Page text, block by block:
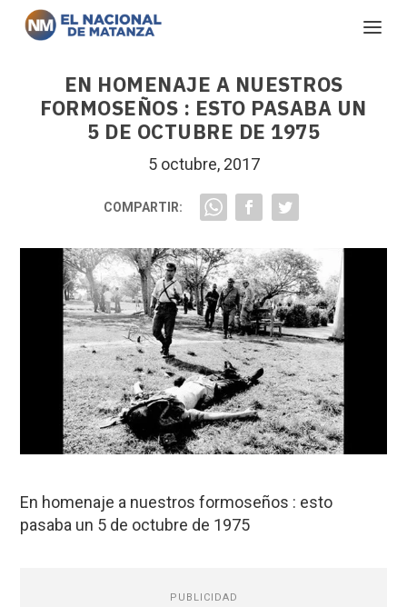
EN HOMENAJE A NUESTROS
FORMOSEÑOS : ESTO PASABA UN
5 DE OCTUBRE DE 1975
5 octubre, 2017
COMPARTIR:
En homenaje a nuestros formoseños : esto
pasaba un 5 de octubre de 1975
PUBLICIDAD